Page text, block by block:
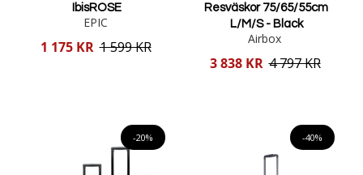
IbisROSE
EPIC
Reducerat
1 175 KR 1 599 KR
Resväskor 75/65/55cm
L/M/S - Black
Airbox
Reducerat
3 838 KR 4 797 KR
-20% -40%